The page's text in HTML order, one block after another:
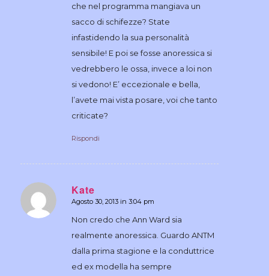
che nel programma mangiava un
sacco di schifezze? State
infastidendo la sua personalità
sensibile! E poi se fosse anoressica si
vedrebbero le ossa, invece a loi non
si vedono! E’ eccezionale e bella,
l’avete mai vista posare, voi che tanto
criticate?
Rispondi
Kate
dice:
Agosto 30, 2013 in 3:04 pm
Non credo che Ann Ward sia
realmente anoressica. Guardo ANTM
dalla prima stagione e la conduttrice
ed ex modella ha sempre